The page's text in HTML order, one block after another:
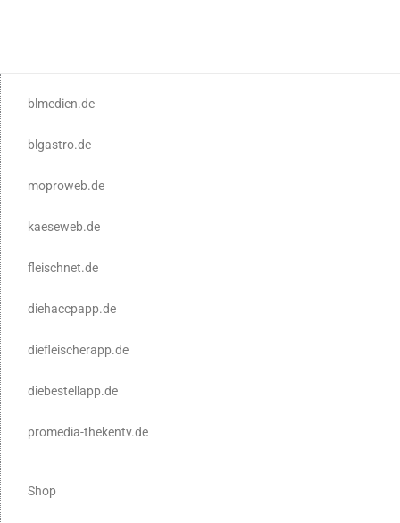
blmedien.de
blgastro.de
moproweb.de
kaeseweb.de
fleischnet.de
diehaccpapp.de
diefleischerapp.de
diebestellapp.de
promedia-thekentv.de
Shop